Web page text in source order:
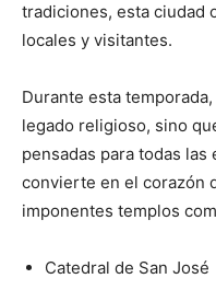
tradiciones, esta ciudad
locales y visitantes.
Durante esta
legado religioso, sino
pensadas para todas
convierte en el corazón
imponentes templos
Catedral de San José